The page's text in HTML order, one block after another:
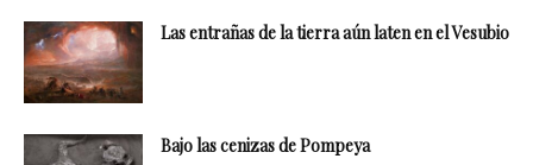
Las entrañas de la tierra aún laten en el Vesubio
Bajo las cenizas de Pompeya